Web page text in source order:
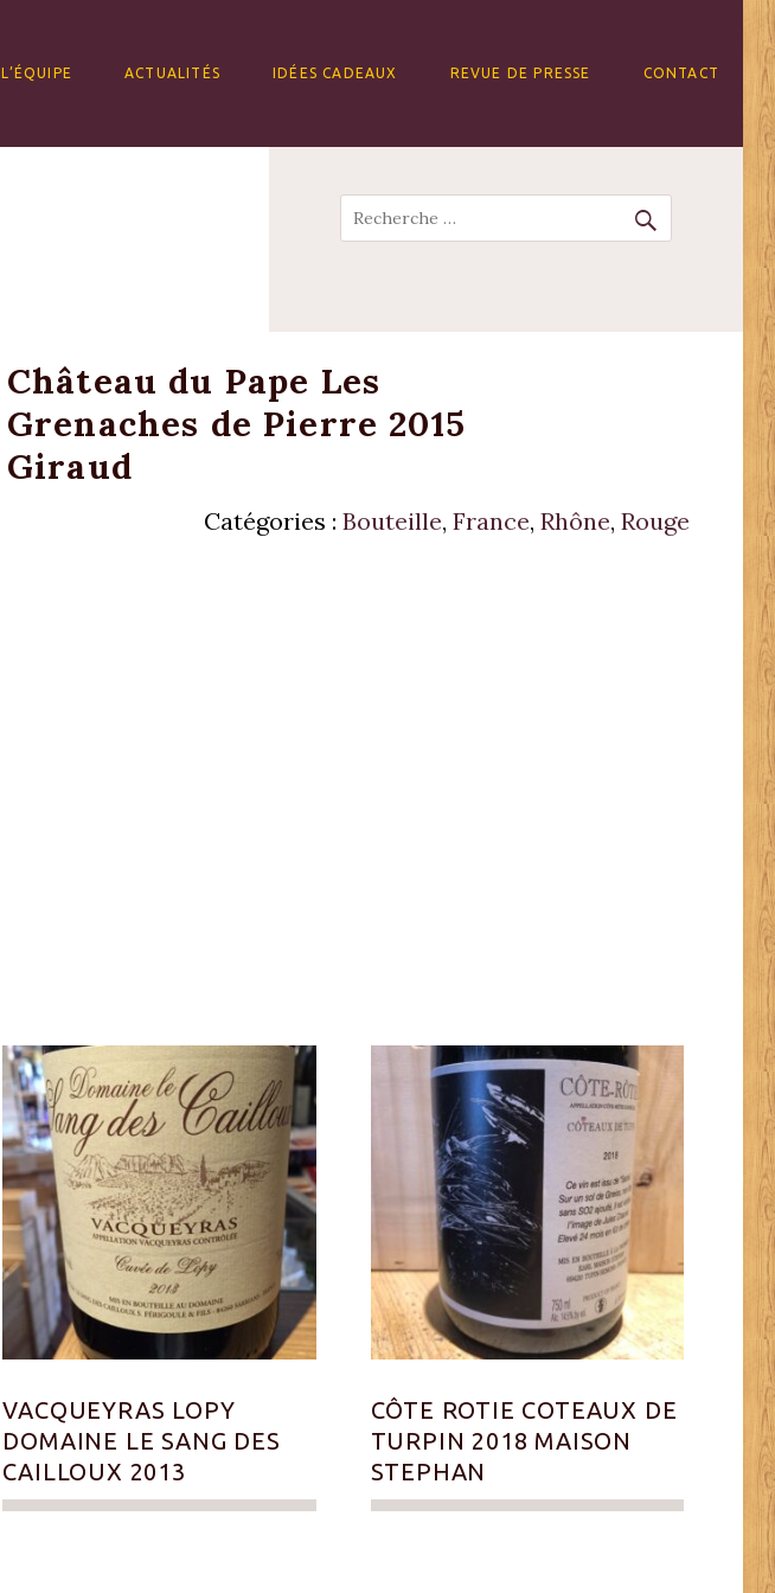
L’ÉQUIPE ACTUALITÉS IDÉES CADEAUX REVUE DE PRESSE CONTACT
Recherche
Château du Pape Les
Grenaches de Pierre 2015
Giraud
Catégories : Bouteille, France, Rhône, Rouge
VACQUEYRAS LOPY
DOMAINE LE SANG DES
CAILLOUX 2013
CÔTE ROTIE COTEAUX DE
TURPIN 2018 MAISON
STEPHAN